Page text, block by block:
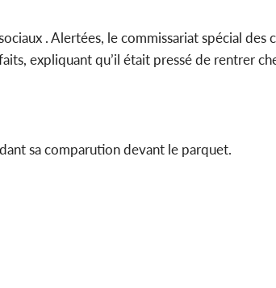
. Alertées, le commissariat spécial des
expliquant qu’il était pressé de rentrer
sa comparution devant le parquet.